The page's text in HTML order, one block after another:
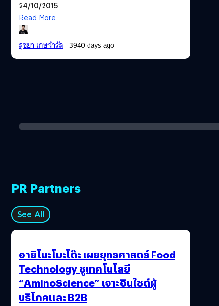
24/10/2015
Read More
สุชยา เกษจำรัส| 3940 days ago
PR Partners
See All
อายิโนะโมะโต๊ะ เผยยุทธศาสตร์ Food
Technology ชูเทคโนโลยี
“AminoScience” เจาะอินไซต์ผู้
บริโภคและ B2B